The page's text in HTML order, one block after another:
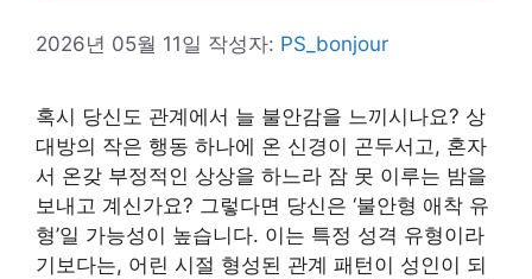
2026년 05월 11일 작성자: PS_bonjour
혹시 당신도 관계에서 늘 불안감을 느끼시나요? 상
대방의 작은 행동 하나에 온 신경이 곤두서고, 혼자
서 온갖 부정적인 상상을 하느라 잠 못 이루는 밤을
보내고 계신가요? 그렇다면 당신은 ‘불안형 애착 유
형’일 가능성이 높습니다. 이는 특정 성격 유형이라
기보다는, 어린 시절 형성된 관계 패턴이 성인이 되